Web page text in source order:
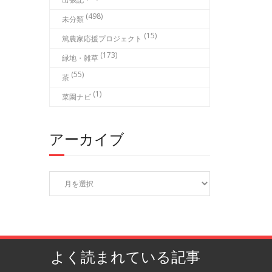
未分類 (498)
篤農家応援プロジェクト (15)
緑地・雑草 (173)
茶 (55)
菜園ナビ (1)
アーカイブ
ア
カ
よく読まれている記事